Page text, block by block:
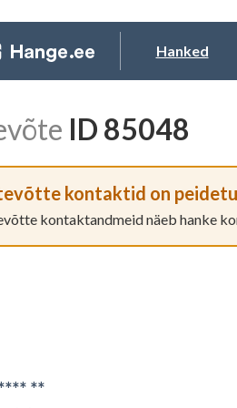
Hanked
ID 85048
kontaktid on
kontaktandmeid näeb hanke
**